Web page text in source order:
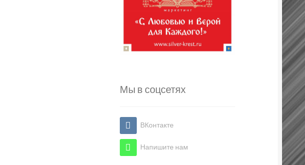
Мы в соцсетях
ВКонтакте
Напишите нам